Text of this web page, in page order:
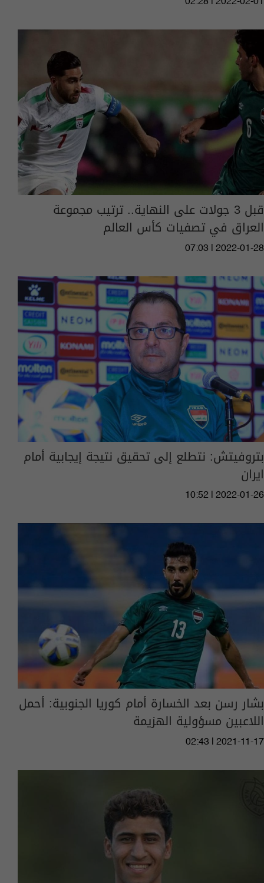
قبل 3 جولات على النهاية.. ترتيب مجموعة
العراق في تصفيات كأس العالم
07:03 | 2022-01-28
بتروفيتش: نتطلع إلى تحقيق نتيجة إيجابية أمام
ايران
10:52 | 2022-01-26
بشار رسن بعد الخسارة أمام كوريا الجنوبية: أحمل
اللاعبين مسؤولية الهزيمة
02:43 | 2021-11-17